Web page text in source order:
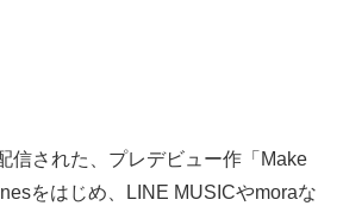
信された、プレデビュー作「Make
をはじめ、LINE MUSICやmoraな